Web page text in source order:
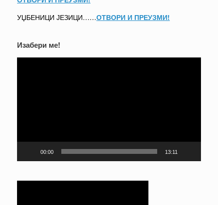
УЏБЕНИЦИ ЈЕЗИЦИ……ОТВОРИ И ПРЕУЗМИ!
Изабери ме!
00:00 13:11